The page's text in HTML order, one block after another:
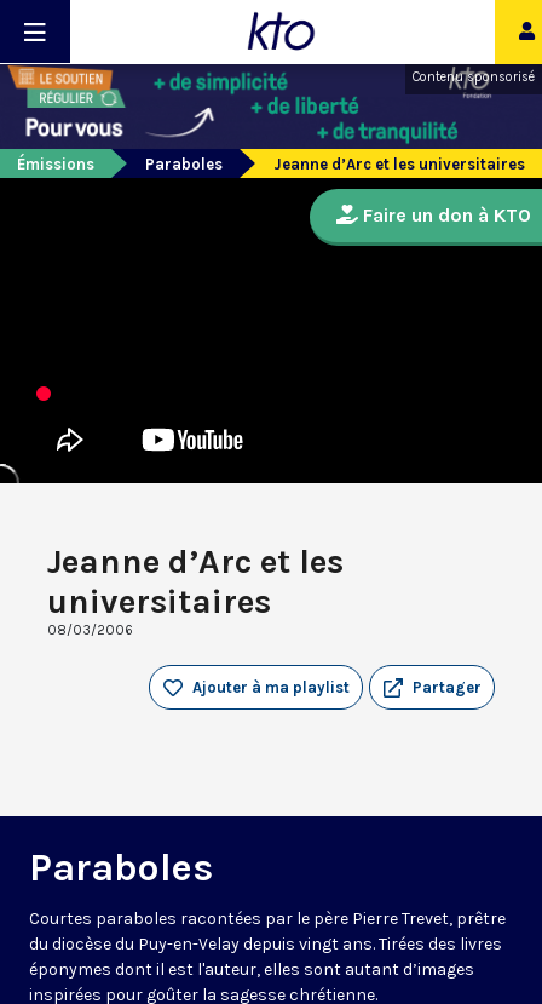
Contenu sponsorisé
Émissions Paraboles Jeanne d’Arc et les universitaires
Jeanne d’Arc et les
universitaires
08/03/2006
Partager
Ajouter à ma playlist
Paraboles
Courtes paraboles racontées par le père Pierre Trevet, prêtre
du diocèse du Puy-en-Velay depuis vingt ans. Tirées des livres
éponymes dont il est l'auteur, elles sont autant d’images
inspirées pour goûter la sagesse chrétienne.
Faire un don à KTO